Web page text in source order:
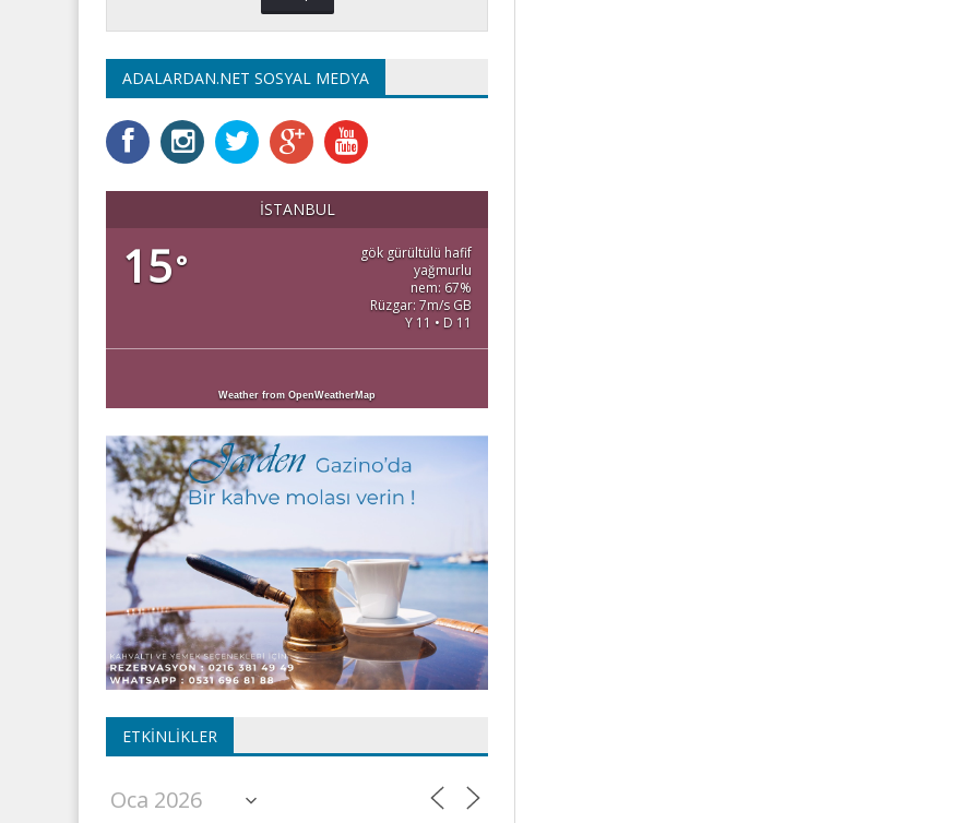
ADALARDAN.NET SOSYAL MEDYA
İSTANBUL
15°
gök gürültülü hafif
yağmurlu
nem: 67%
Rüzgar: 7m/s GB
Y 11 • D 11
Weather from OpenWeatherMap
ETKINLIKLER